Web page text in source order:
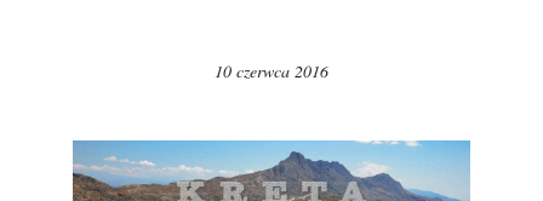
10 czerwca 2016